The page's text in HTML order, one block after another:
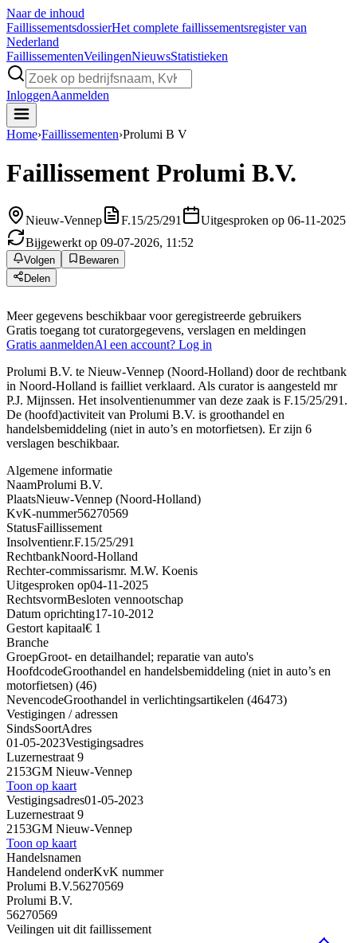
Naar de inhoud
FaillissementsdossierHet complete faillissementsregister van
Nederland
FaillissementenVeilingenNieuwsStatistieken
InloggenAanmelden
Home›Faillissementen›Prolumi B V
Faillissement Prolumi B.V.
Nieuw-Vennep F.15/25/291
Uitgesproken op 06-11-2025
Bijgewerkt op 09-07-2026, 11:52
Volgen
Bewaren
Delen
Meer gegevens beschikbaar voor geregistreerde gebruikers
Gratis toegang tot curatorgegevens, verslagen en meldingen
Gratis aanmeldenAl een account? Log in
Prolumi B.V. te Nieuw-Vennep (Noord-Holland) door de rechtbank
in Noord-Holland is failliet verklaard. Als curator is aangesteld mr
P.J. Mijnssen. Het insolventienummer van deze zaak is F.15/25/291.
De (hoofd)activiteit van Prolumi B.V. is groothandel en
handelsbemiddeling (niet in auto’s en motorfietsen). Er zijn 6
verslagen beschikbaar.
Algemene informatie
NaamProlumi B.V.
PlaatsNieuw-Vennep (Noord-Holland)
KvK-nummer56270569
StatusFaillissement
Insolventienr.F.15/25/291
RechtbankNoord-Holland
Rechter-commissarismr. M.W. Koenis
Uitgesproken op04-11-2025
RechtsvormBesloten vennootschap
Datum oprichting17-10-2012
Gestort kapitaal€ 1
Branche
GroepGroot- en detailhandel; reparatie van auto's
HoofdcodeGroothandel en handelsbemiddeling (niet in auto’s en
motorfietsen) (46)
NevencodeGroothandel in verlichtingsartikelen (46473)
Vestigingen / adressen
SindsSoortAdres
01-05-2023Vestigingsadres
Luzernestraat 9
2153GM Nieuw-Vennep
Toon op kaart
Vestigingsadres01-05-2023
Luzernestraat 9
2153GM Nieuw-Vennep
Toon op kaart
Handelsnamen
Handelend onderKvK nummer
Prolumi B.V.56270569
Prolumi B.V.
56270569
Veilingen uit dit faillissement